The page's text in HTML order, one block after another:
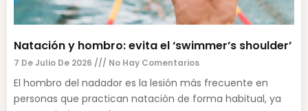
Natación y hombro: evita el ‘swimmer’s shoulder’
7 De Julio De 2026 No Hay Comentarios
El hombro del nadador es la lesión más frecuente en
personas que practican natación de forma habitual, ya